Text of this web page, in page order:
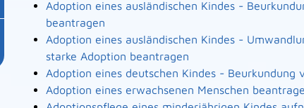
Adoption eines ausländischen Kindes -
beantragen
Adoption eines ausländischen Kindes -
starke Adoption beantragen
Adoption eines deutschen Kindes - Beurkundung
Adoption eines erwachsenen Menschen